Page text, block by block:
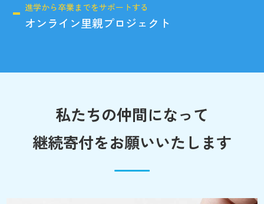
進学から卒業までをサポートする
オンライン里親プロジェクト
私たちの仲間になって
継続寄付をお願いいたします